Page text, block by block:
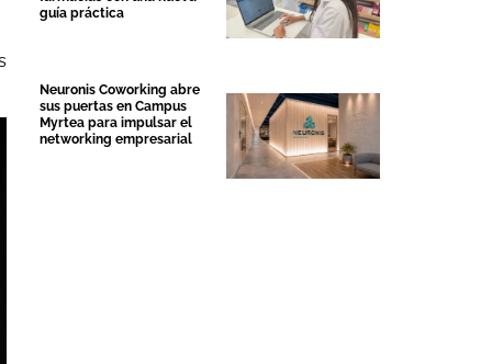
guía práctica
Neuronis Coworking abre
sus puertas en Campus
Myrtea para impulsar el
networking empresarial